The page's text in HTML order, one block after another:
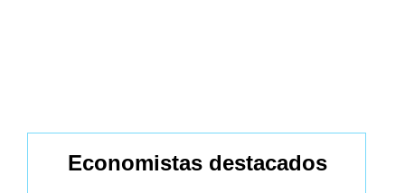
Economistas destacados